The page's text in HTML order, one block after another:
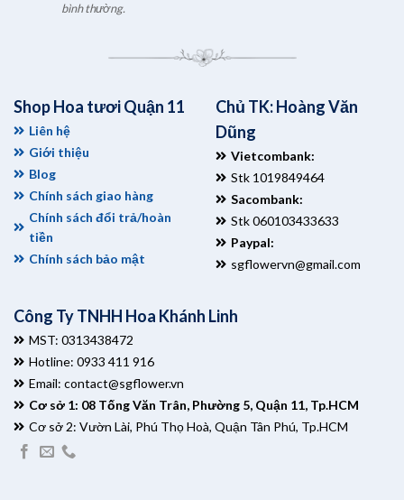
bình thường.
Shop Hoa tươi Quận 11
Liên hệ
Giới thiệu
Blog
Chính sách giao hàng
Chính sách đổi trả/hoàn
tiền
Chính sách bảo mật
Chủ TK: Hoàng Văn
Dũng
Vietcombank:
Stk 1019849464
Sacombank:
Stk 060103433633
Paypal:
sgflowervn@gmail.com
Công Ty TNHH Hoa Khánh Linh
MST: 0313438472
Hotline: 0933 411 916
Email: contact@sgflower.vn
Cơ sở 1: 08 Tống Văn Trân, Phường 5, Quận 11, Tp.HCM
Cơ sở 2: Vườn Lài, Phú Thọ Hoà, Quận Tân Phú, Tp.HCM